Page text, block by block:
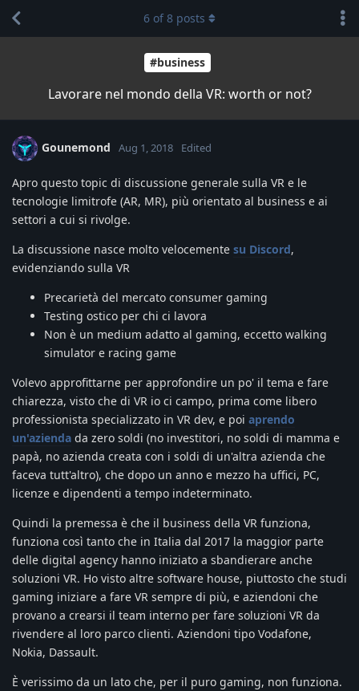
#business
Lavorare nel mondo della VR: worth or not?
6 of8 posts
Gounemond Aug 1, 2018 Edited
Apro questo topic di discussione generale sulla VR e le
tecnologie limitrofe (AR, MR), più orientato al business e ai
settori a cui si rivolge.
La discussione nasce molto velocemente su Discord,
evidenziando sulla VR
Precarietà del mercato consumer gaming
Testing ostico per chi ci lavora
Non è un medium adatto al gaming, eccetto walking
simulator e racing game
Volevo approfittarne per approfondire un po' il tema e fare
chiarezza, visto che di VR io ci campo, prima come libero
professionista specializzato in VR dev, e poi aprendo
un'azienda da zero soldi (no investitori, no soldi di mamma e
papà, no azienda creata con i soldi di un'altra azienda che
faceva tutt'altro), che dopo un anno e mezzo ha uffici, PC,
licenze e dipendenti a tempo indeterminato.
Quindi la premessa è che il business della VR funziona,
funziona così tanto che in Italia dal 2017 la maggior parte
delle digital agency hanno iniziato a sbandierare anche
soluzioni VR. Ho visto altre software house, piuttosto che studi
gaming iniziare a fare VR sempre di più, e aziendoni che
provano a crearsi il team interno per fare soluzioni VR da
rivendere al loro parco clienti. Aziendoni tipo Vodafone,
Nokia, Dassault.
È verissimo da un lato che, per il puro gaming, non funziona.